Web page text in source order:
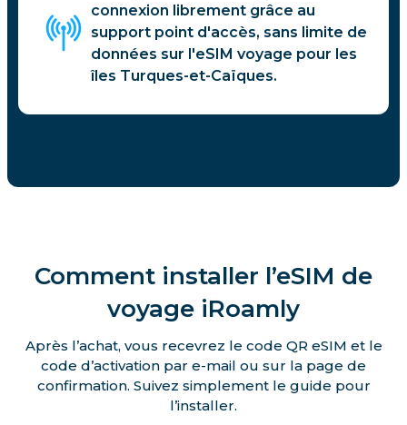
connexion librement grâce au
support point d'accès, sans limite de
données sur l'eSIM voyage pour les
îles Turques-et-Caïques.
Comment installer l’eSIM de
voyage iRoamly
Après l’achat, vous recevrez le code QR eSIM et le
code d’activation par e-mail ou sur la page de
confirmation. Suivez simplement le guide pour
l’installer.